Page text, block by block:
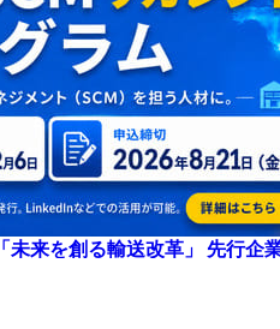
未来を創る輸送改革」 先行企